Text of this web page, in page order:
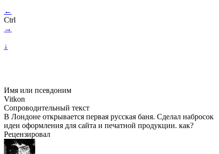
←
Ctrl
→
↓
Имя или псевдоним
Vitkon
Сопроводительный текст
В Лондоне открывается первая русская баня. Сделал набросок
идеи оформления для сайта и печатной продукции. как?
Рецензировал